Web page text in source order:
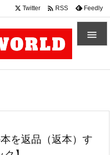

Twitter  RSS Feedly
を返品（返本）す